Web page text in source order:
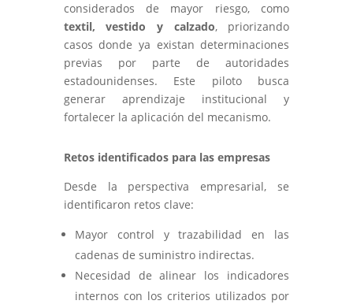
considerados de mayor riesgo, como
textil, vestido y calzado, priorizando
casos donde ya existan determinaciones
previas por parte de autoridades
estadounidenses. Este piloto busca
generar aprendizaje institucional y
fortalecer la aplicación del mecanismo.
Retos identificados para las empresas
Desde la perspectiva empresarial, se
identificaron retos clave:
Mayor control y trazabilidad en las
cadenas de suministro indirectas.
Necesidad de alinear los indicadores
internos con los criterios utilizados por